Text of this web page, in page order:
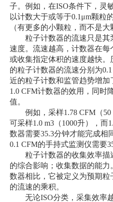
子。例如，在ISO条件下，灵
以计数大于或等于0.1μm颗粒
（有更多的小颗粒，而不是大
粒子计数器的流速只是其
速度。流速越高，计数器在每
或收集指定体积的速度越快。
的粒子计数器的流速分别为
近的粒子计数和监管趋势增加
1.0 CFM计数器的效用，同时
值。
例如，采样1.78 CFM（50
可采样1.0 m3（1000升），而
数器需要35.3分钟才能完成相
0.1 CFM的手持式监测仪需要
粒子计数器的收集效率描
的综合影响；收集数据的能力
数器相比，它被定义为预期
的流速的乘积。
无论ISO分类，采集效率越